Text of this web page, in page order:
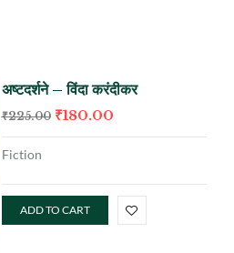
अष्टदर्शने – विंदा करंदीकर
₹225.00 ₹180.00
Fiction
ADD TO CART